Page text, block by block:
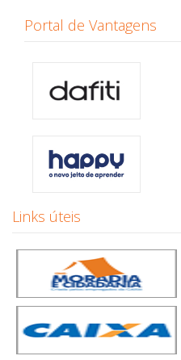
Portal de Vantagens
Links úteis